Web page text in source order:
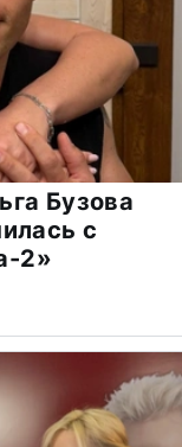
Бузова
с
2»